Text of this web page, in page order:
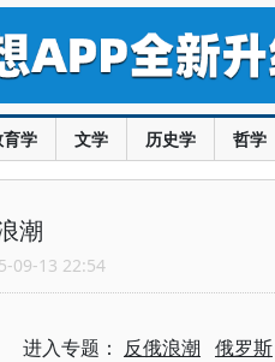
学 文学 历史学 哲学
潮
09-13 22:54
进入专题： 反俄浪潮 俄罗斯